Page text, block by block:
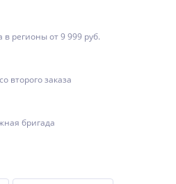
в регионы от 9 999 руб.
второго заказа
бригада